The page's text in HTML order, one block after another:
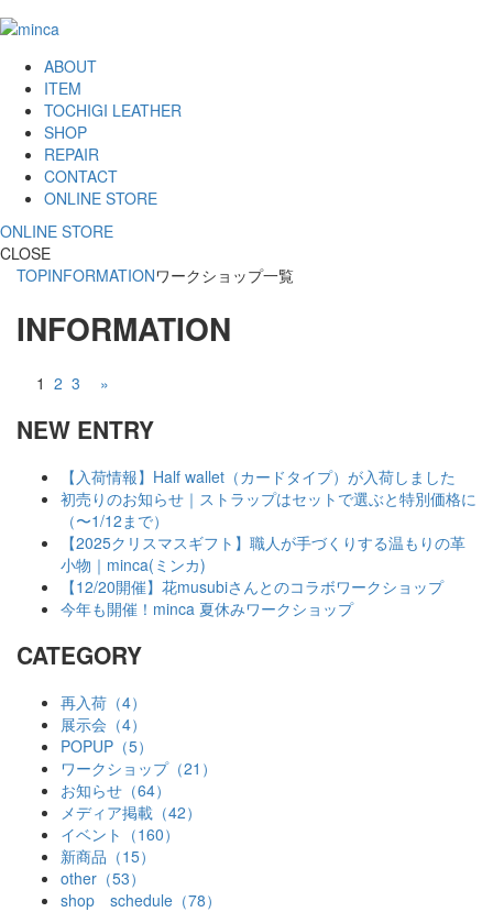
ABOUT
ITEM
TOCHIGI LEATHER
SHOP
REPAIR
CONTACT
ONLINE STORE
ONLINE STORE
CLOSE
TOPINFORMATIONワークショップ一覧
INFORMATION
1 2 3 »
NEW ENTRY
【入荷情報】Half wallet（カードタイプ）が入荷しました
初売りのお知らせ｜ストラップはセットで選ぶと特別価格に
（〜1/12まで）
【2025クリスマスギフト】職人が手づくりする温もりの革
小物｜minca(ミンカ)
【12/20開催】花musubiさんとのコラボワークショップ
今年も開催！minca 夏休みワークショップ
CATEGORY
再入荷（4）
展示会（4）
POPUP（5）
ワークショップ（21）
お知らせ（64）
メディア掲載（42）
イベント（160）
新商品（15）
other（53）
shop schedule（78）